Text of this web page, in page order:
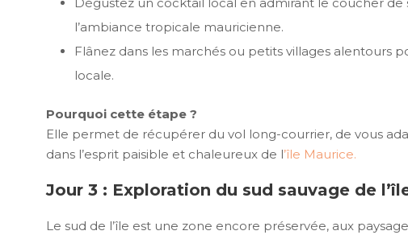
l’ambiance tropicale mauricienne.
Flânez dans les marchés ou petits villages alentours
locale.
Pourquoi cette étape ?
Elle permet de récupérer du vol long-courrier, de vous
dans l’esprit paisible et chaleureux de l’île Maurice.
Jour 3 : Exploration du sud sauvage de
Le sud de l’île est une zone encore préservée, aux